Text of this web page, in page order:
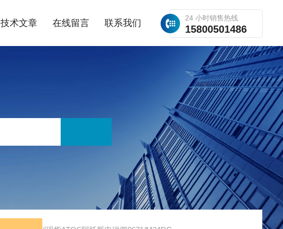
24 小时销售热线
15800501486
技术文章 在线留言 联系我们